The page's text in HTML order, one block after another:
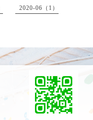
2020-06（1）